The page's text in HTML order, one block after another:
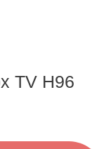
TV H96